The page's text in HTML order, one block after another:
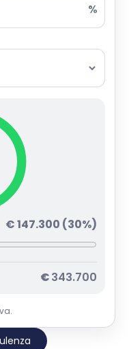
%
€147.300 (30%)
€343.700